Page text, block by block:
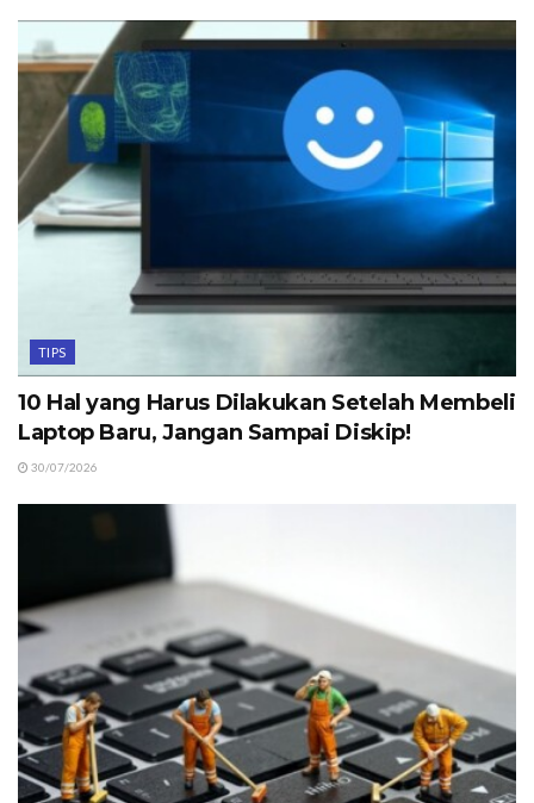
TIPS
10 Hal yang Harus Dilakukan Setelah Membeli
Laptop Baru, Jangan Sampai Diskip!
30/07/2026